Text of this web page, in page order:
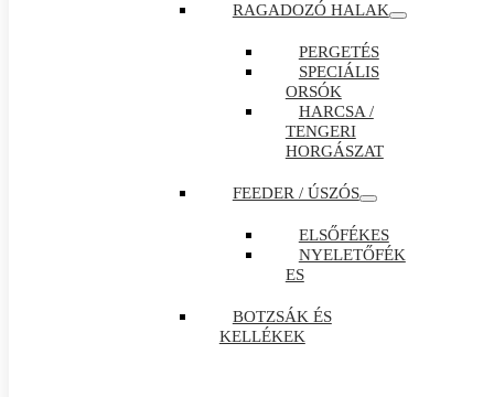
RAGADOZÓ HALAK
PERGETÉS
SPECIÁLIS
ORSÓK
HARCSA /
TENGERI
HORGÁSZAT
FEEDER / ÚSZÓS
ELSŐFÉKES
NYELETŐFÉK
ES
BOTZSÁK ÉS
KELLÉKEK